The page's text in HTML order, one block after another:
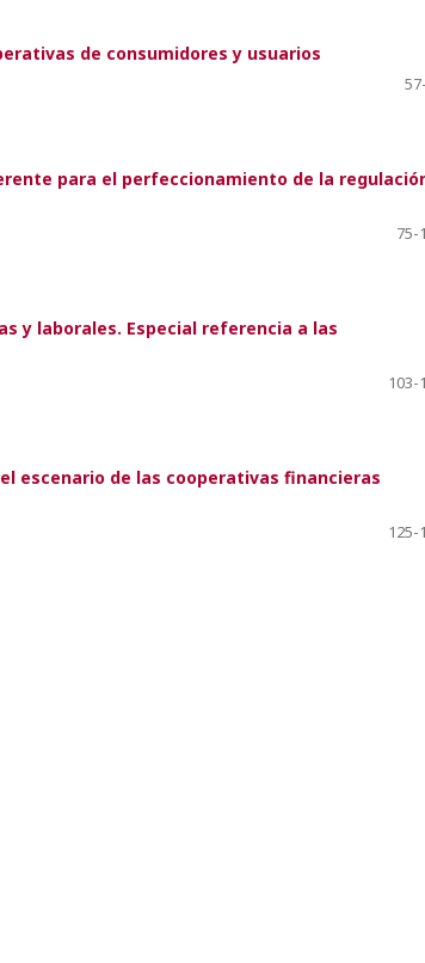
de consumidores y usuarios
para el perfeccionamiento de la
75-
y laborales. Especial referencia a las
103-
escenario de las cooperativas financieras
125-